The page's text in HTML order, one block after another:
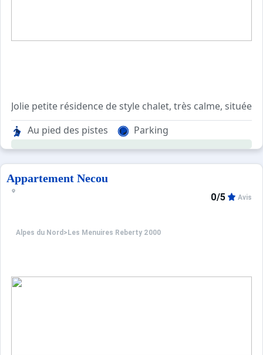
Jolie petite résidence de style chalet, très calme, située
Parking gratuit et arrêt navette devant l'entrée de la
Au pied des pistes Parking
Appartement Necou
Alpes du Nord > Les Menuires Reberty 2000
0/5 Avis